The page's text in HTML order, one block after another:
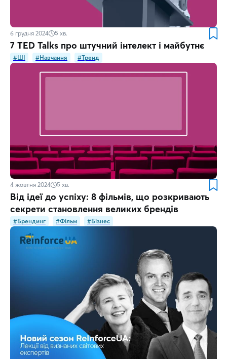
6 грудня 2024 5 хв.
7 TED Talks про штучний інтелект і майбутнє
#ШІ #Навчання #Тренд
4 жовтня 2024 5 хв.
Від ідеї до успіху: 8 фільмів, що розкривають
секрети становлення великих брендів
#Брендинг #Фільм #Бізнес